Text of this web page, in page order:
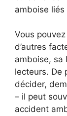
amboise liés
Vous
d’autres
amboise, sa
lecteurs. De
décider,
– il peut
accident